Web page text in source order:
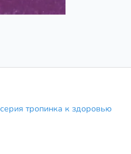
серия тропинка к здоровью